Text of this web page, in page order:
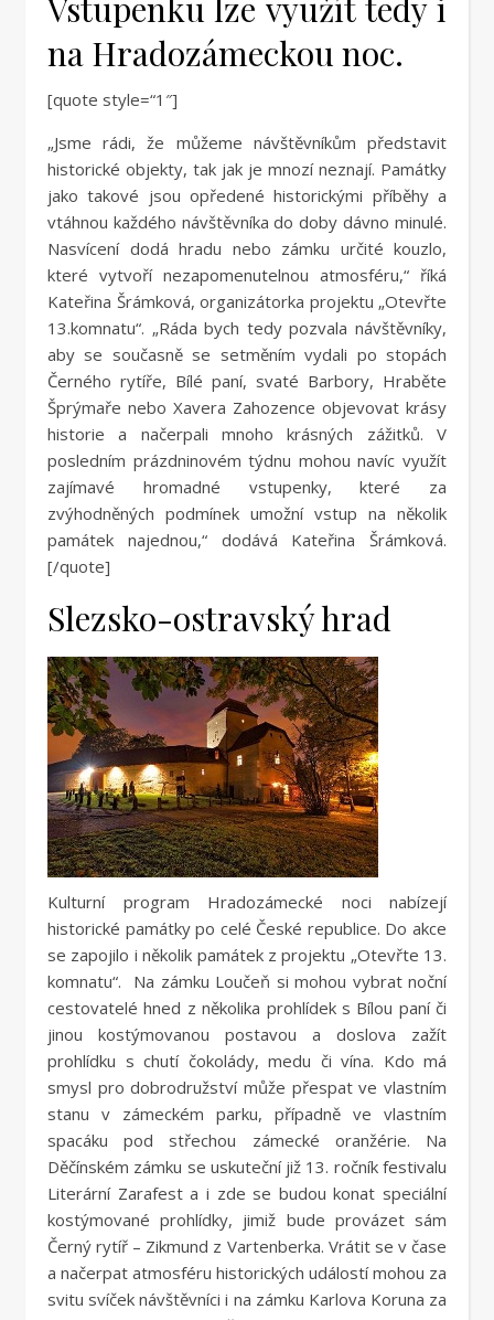
Vstupenku lze využít tedy i
na Hradozámeckou noc.
[quote style=“1″]
„Jsme rádi, že můžeme návštěvníkům představit
historické objekty, tak jak je mnozí neznají. Památky
jako takové jsou opředené historickými příběhy a
vtáhnou každého návštěvníka do doby dávno minulé.
Nasvícení dodá hradu nebo zámku určité kouzlo,
které vytvoří nezapomenutelnou atmosféru,“ říká
Kateřina Šrámková, organizátorka projektu „Otevřte
13.komnatu“. „Ráda bych tedy pozvala návštěvníky,
aby se současně se setměním vydali po stopách
Černého rytíře, Bílé paní, svaté Barbory, Hraběte
Šprýmaře nebo Xavera Zahozence objevovat krásy
historie a načerpali mnoho krásných zážitků. V
posledním prázdninovém týdnu mohou navíc využít
zajímavé hromadné vstupenky, které za
zvýhodněných podmínek umožní vstup na několik
památek najednou,“ dodává Kateřina Šrámková.
[/quote]
Slezsko-ostravský hrad
Kulturní program Hradozámecké noci nabízejí
historické památky po celé České republice. Do akce
se zapojilo i několik památek z projektu „Otevřte 13.
komnatu“. Na zámku Loučeň si mohou vybrat noční
cestovatelé hned z několika prohlídek s Bílou paní či
jinou kostýmovanou postavou a doslova zažít
prohlídku s chutí čokolády, medu či vína. Kdo má
smysl pro dobrodružství může přespat ve vlastním
stanu v zámeckém parku, případně ve vlastním
spacáku pod střechou zámecké oranžérie. Na
Děčínském zámku se uskuteční již 13. ročník festivalu
Literární Zarafest a i zde se budou konat speciální
kostýmované prohlídky, jimiž bude provázet sám
Černý rytíř – Zikmund z Vartenberka. Vrátit se v čase
a načerpat atmosféru historických událostí mohou za
svitu svíček návštěvníci i na zámku Karlova Koruna za